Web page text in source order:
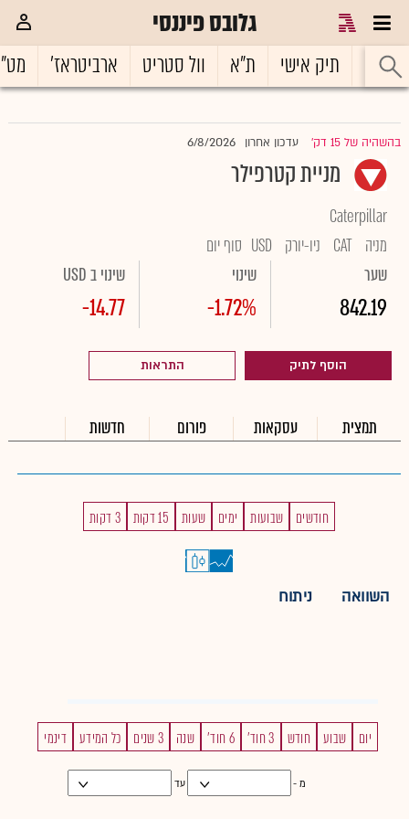
גלובס פיננסי
ראשי תיק אישי ת"א וול סטריט ארביטראז'
בהשהיה של 15 דק' עדכון אחרון 6/8/2026
מניית קטרפילר
Caterpillar
מניה CAT ניו-יורק USD סוף יום
שער
842.19
שינוי
-1.72%
שינוי ב USD
-14.77
הוסף לתיק התראות
תמצית עסקאות פורום חדשות
חודשים שבועות ימים שעות 15 דקות 3 דקות
השוואה ניתוח
יום שבוע חודש 3 חוד' 6 חוד' שנה 3 שנים כל המידע דינמי
מ - עד